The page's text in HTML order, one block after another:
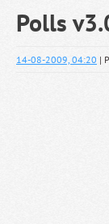
Polls
14-08-2009, 04:20 |